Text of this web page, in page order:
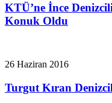
KTÜ’ne İnce
Konuk Oldu
26 Haziran 2016
Turgut Kıran